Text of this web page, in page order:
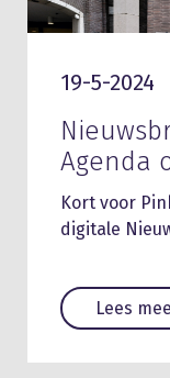
19-5-2024
Agenda
Kort voor
digitale
Lees